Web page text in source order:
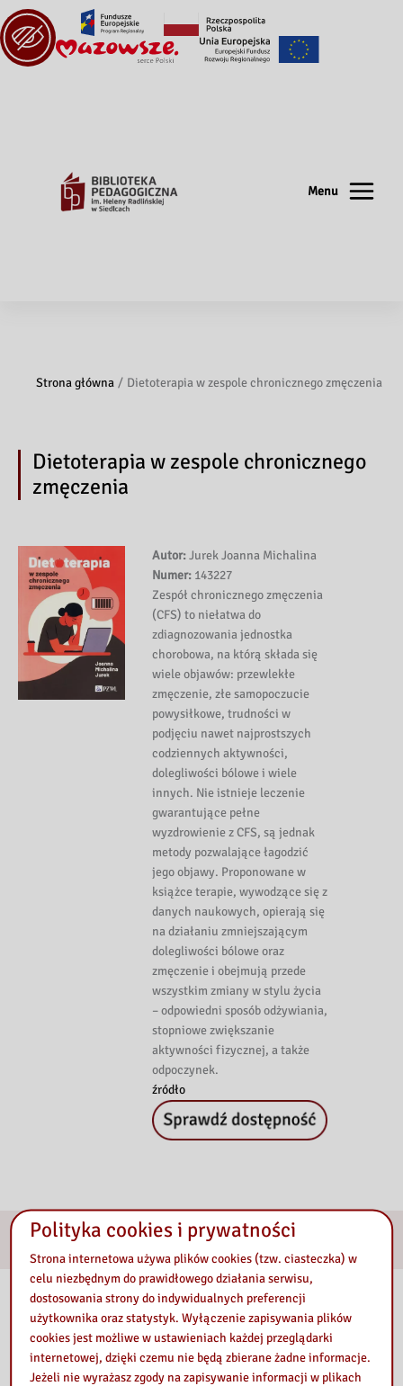
Menu
Strona główna Dietoterapia w zespole chronicznego zmęczenia
Dietoterapia w zespole chronicznego
zmęczenia
Autor:Jurek Joanna Michalina
Numer: 143227
Zespół chronicznego zmęczenia
(CFS) to niełatwa do
zdiagnozowania jednostka
chorobowa, na którą składa się
wiele objawów: przewlekłe
zmęczenie, złe samopoczucie
powysiłkowe, trudności w
podjęciu nawet najprostszych
codziennych aktywności,
dolegliwości bólowe i wiele
innych. Nie istnieje leczenie
gwarantujące pełne
wyzdrowienie z CFS, są jednak
metody pozwalające łagodzić
jego objawy. Proponowane w
książce terapie, wywodzące się z
danych naukowych, opierają się
na działaniu zmniejszającym
dolegliwości bólowe oraz
zmęczenie i obejmują przede
wszystkim zmiany w stylu życia
– odpowiedni sposób odżywiania,
stopniowe zwiększanie
aktywności fizycznej, a także
odpoczynek.
źródło
E-usługi
Nasza biblioteka
Polityka cookies i prywatności
Strona internetowa używa plików cookies (tzw. ciasteczka) w
celu niezbędnym do prawidłowego działania serwisu,
dostosowania strony do indywidualnych preferencji
użytkownika oraz statystyk. Wyłączenie zapisywania plików
cookies jest możliwe w ustawieniach każdej przeglądarki
internetowej, dzięki czemu nie będą zbierane żadne informacje.
Jeżeli nie wyrażasz zgody na zapisywanie informacji w plikach